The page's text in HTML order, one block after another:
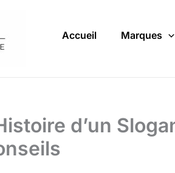
Accueil Marques
d’un